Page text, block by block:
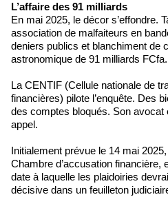
L’affaire des 91 milliards
En mai 2025, le décor s’effondre.
association de malfaiteurs en
deniers publics et blanchiment de
astronomique de 91 milliards FCfa.
La CENTIF (Cellule nationale de
financières) pilote l’enquête. Des
des comptes bloqués. Son
appel.
Initialement prévue le 14 mai
Chambre d’accusation financière,
date à laquelle les plaidoiries
décisive dans un feuilleton